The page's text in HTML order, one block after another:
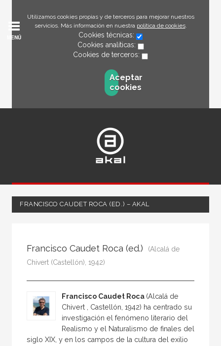
Utilizamos cookies propias y de terceros para mejorar nuestros
servicios. Más información en nuestra política de cookies.
Cookies técnicas:
Cookies analíticas:
Cookies de terceros:
Aceptar
cookies
MENÚ
FRANCISCO CAUDET ROCA (ED.) – AKAL
Editor
Escritor
Francisco Caudet Roca (ed.)
(Alcalá de
Chivert (Castellón), 1942)
Francisco Caudet Roca (Alcalá de
Chivert , Castellón, 1942) ha centrado su
investigación el fenómeno literario del
Realismo y el Naturalismo de finales del
siglo XIX, y en los campos de la cultura del exilio